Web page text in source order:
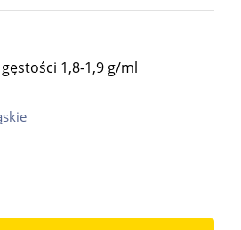
1,8-1,9 g/ml